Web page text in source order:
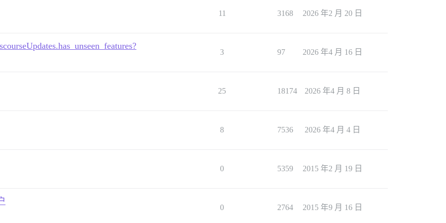
11 3168 2026 年2 月 20 日
3 97 2026 年4 月 16 日
25 18174 2026 年4 月 8 日
8 7536 2026 年4 月 4 日
0 5359 2015 年2 月 19 日
0 2764 2015 年9 月 16 日